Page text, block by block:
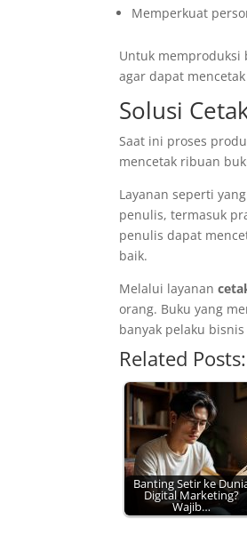
Memperkuat
Untuk memproduksi
agar dapat
Solusi
Saat ini proses
mencetak ribuan
Layanan seperti
penulis, termasuk
penulis dapat
baik.
Melalui layanan
orang. Buku yang
banyak pelaku
Related Posts:
Banting Setir ke
Digital Marketing?
Wajib…